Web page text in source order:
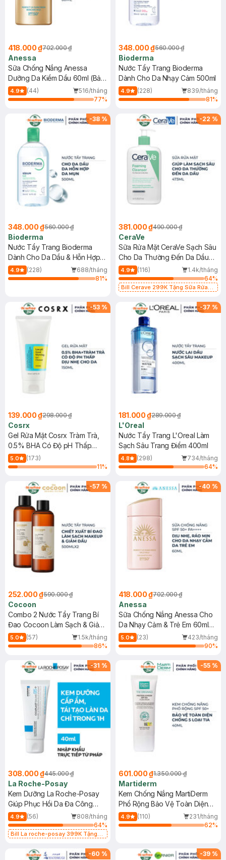
418.000 ₫702.000 ₫
Anessa
Sữa Chống Nắng Anessa
Dưỡng Da Kiềm Dầu 60ml (Bản
Mới)
4.9 (44)
516/tháng
77%
348.000 ₫560.000 ₫
Bioderma
Nước Tẩy Trang Bioderma
Dành Cho Da Nhạy Cảm 500ml
4.9 (228)
839/tháng
81%
-38 %
348.000 ₫560.000 ₫
Bioderma
Nước Tẩy Trang Bioderma
Dành Cho Da Dầu & Hỗn Hợp
500ml
4.9 (228)
688/tháng
81%
-22 %
381.000 ₫490.000 ₫
CeraVe
Sữa Rửa Mặt CeraVe Sạch Sâu
Cho Da Thường Đến Da Dầu
473ml
4.9 (116)
1.4k/tháng
64%
Bill Cerave 299K Tặng Sữa Rửa
-53 %
139.000 ₫298.000 ₫
Cosrx
Gel Rửa Mặt Cosrx Tràm Trà,
0.5% BHA Có Độ pH Thấp
150ml
5.0
(173)
11%
-37 %
181.000 ₫289.000 ₫
L'Oreal
Nước Tẩy Trang L'Oreal Làm
Sạch Sâu Trang Điểm 400ml
4.8 (298)
734/tháng
64%
-57 %
252.000 ₫590.000 ₫
Cocoon
Combo 2 Nước Tẩy Trang Bí
Đao Cocoon Làm Sạch & Giảm
Dầu 500ml
5.0 (57)
1.5k/tháng
86%
-40 %
418.000 ₫702.000 ₫
Anessa
Sữa Chống Nắng Anessa Cho
Da Nhạy Cảm & Trẻ Em 60ml
(Mới)
5.0 (23)
423/tháng
90%
-31 %
308.000 ₫445.000 ₫
La Roche-Posay
Kem Dưỡng La Roche-Posay
Giúp Phục Hồi Da Đa Công
Dụng 40ml
4.9 (56)
808/tháng
64%
Bill La roche-posay 399K Tặng
(SL có hạn)
-55 %
601.000 ₫1.350.000 ₫
Martiderm
Kem Chống Nắng MartiDerm
Phổ Rộng Bảo Vệ Toàn Diện
40ml
4.9 (110)
231/tháng
62%
-60 % -39 %